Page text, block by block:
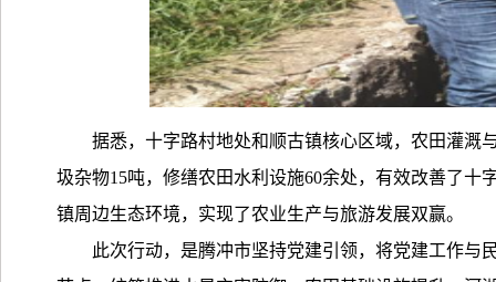
据悉，十字路村地处和顺古镇核心区域，农田灌溉
圾杂物15吨，修缮农田水利设施60余处，有效改善了十
镇周边生态环境，实现了农业生产与旅游发展双赢。
此次行动，是腾冲市坚持党建引领，将党建工作与